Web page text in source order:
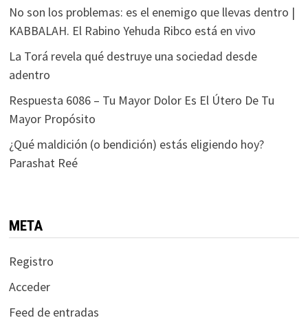
No son los problemas: es el enemigo que llevas dentro |
KABBALAH. El Rabino Yehuda Ribco está en vivo
La Torá revela qué destruye una sociedad desde
adentro
Respuesta 6086 – Tu Mayor Dolor Es El Útero De Tu
Mayor Propósito
¿Qué maldición (o bendición) estás eligiendo hoy?
Parashat Reé
META
Registro
Acceder
Feed de entradas